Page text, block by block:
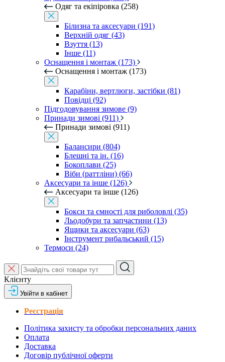
Одяг та екіпіровка (258)
Білизна та аксесуари (191)
Верхній одяг (43)
Взуття (13)
Інше (11)
Оснащення і монтаж (173)
Оснащення і монтаж (173)
Карабіни, вертлюги, застібки (81)
Повідці (92)
Підгодовування зимове (9)
Принади зимові (911)
Принади зимові (911)
Балансири (804)
Блешні та ін. (16)
Бокоплави (25)
Віби (раттліни) (66)
Аксесуари та інше (126)
Аксесуари та інше (126)
Бокси та ємності для риболовлі (35)
Льодобури та запчастини (13)
Ящики та аксесуари (63)
Інструмент рибальський (15)
Термоси (24)
Клієнту
Увійти в кабінет
Реєстрація
Політика захисту та обробки персональних даних
Оплата
Доставка
Договір публічної оферти